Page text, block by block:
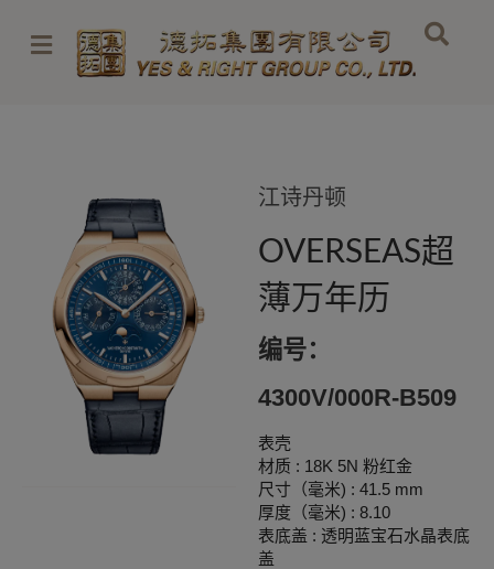
江诗丹顿
OVERSEAS超
薄万年历
编号：
4300V/000R-B509
表壳
材质 : 18K 5N 粉红金
尺寸（毫米) : 41.5 mm
厚度（毫米) : 8.10
表底盖 : 透明蓝宝石水晶表底
盖